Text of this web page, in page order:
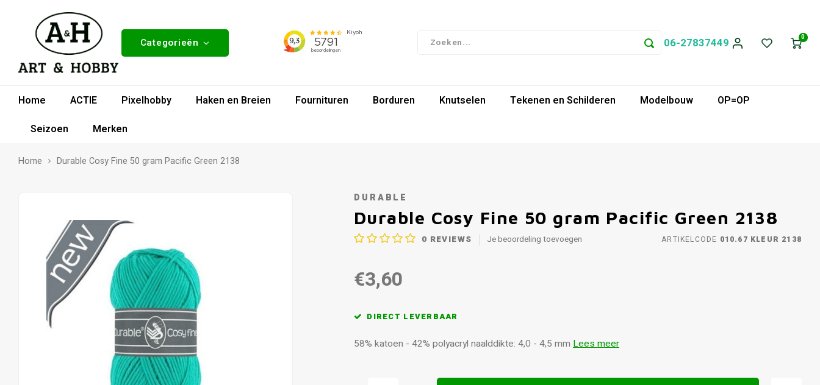
Categorieën 06-27837449 0
Home ACTIE Pixelhobby Haken en Breien Fournituren Borduren Knutselen Tekenen en Schilderen Modelbouw
OP=OP
Seizoen
Merken
Home Durable Cosy Fine 50 gram Pacific Green 2138
DURABLE
Durable Cosy Fine 50 gram Pacific Green 2138
0 REVIEWS Je beoordeling toevoegen ARTIKELCODE 010.67 KLEUR 2138
€3,60
DIRECT LEVERBAAR
58% katoen - 42% polyacryl naalddikte: 4,0 - 4,5 mm Lees meer